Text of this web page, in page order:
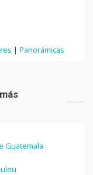
| Panorámicas
Guatemala